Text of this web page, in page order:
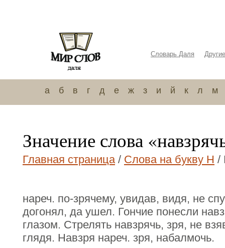
Словарь Даля
а б в г д е ж з и й к л м
Значение слова
Главная страница/ Слова на букву Н /
нареч. по-зрячему, увидав, видя, не
догонял, да ушел. Гончие понесли
глазом. Стрелять навзрячь, зря, не
глядя. Навзря нареч. зря, набалмочь.